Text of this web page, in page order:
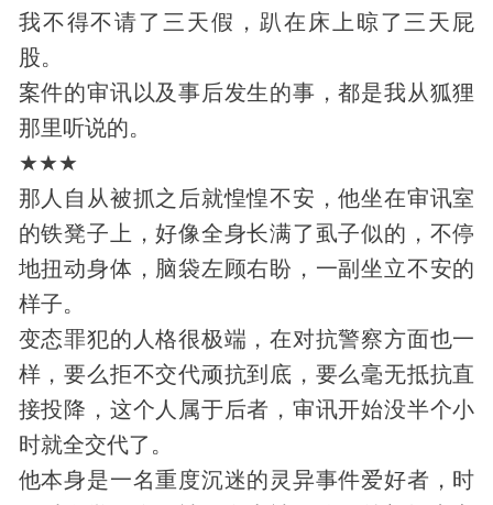
我不得不请了三天假，趴在床上晾了三天屁
股。
案件的审讯以及事后发生的事，都是我从狐狸
那里听说的。
★★★
那人自从被抓之后就惶惶不安，他坐在审讯室
的铁凳子上，好像全身长满了虱子似的，不停
地扭动身体 ，脑袋左顾右盼，一副坐立不安的
样子。
变态罪犯的人格很极端，在对抗警察方面也一
样，要么拒不交代顽抗到底，要么毫无抵抗直
接投降，这个人属于后者，审讯开始没半个小
时就全交代了。
他本身是一名重度沉迷的灵异事件爱好者，时